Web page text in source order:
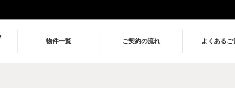
物件一覧 ご契約の流れ よくあるご